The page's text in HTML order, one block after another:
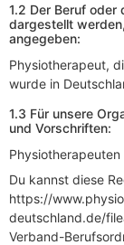
1.2 Der Beruf oder
dargestellt
angegeben:
Physiotherapeut,
wurde in
1.3 Für unsere
und Vorschriften:
Physiotherapeuten
Du kannst diese
https://
deutschland.de/
Verband-